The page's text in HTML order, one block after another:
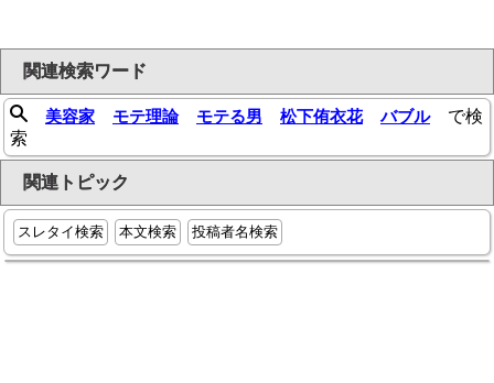
関連検索ワード
美容家 モテ理論 モテる男 松下侑衣花 バブルで検
索
関連トピック
スレタイ検索 本文検索 投稿者名検索